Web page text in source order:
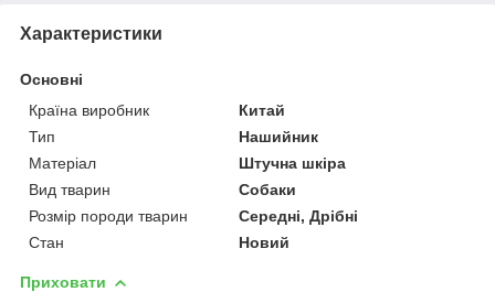
Характеристики
Основні
Країна виробник
Китай
Тип
Нашийник
Матеріал
Штучна шкіра
Вид тварин
Собаки
Розмір породи тварин
Середні, Дрібні
Стан
Новий
Приховати